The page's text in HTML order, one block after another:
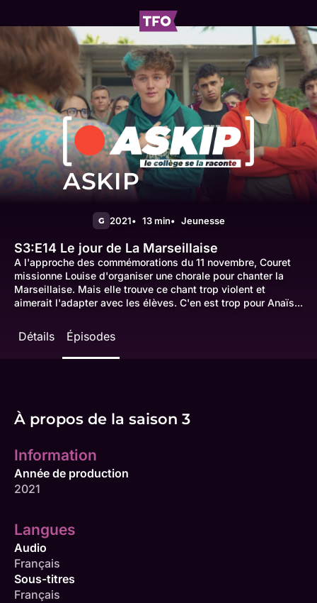
ASKIP
G 2021 13 min Jeunesse
S3:E14 Le jour de La Marseillaise
A l'approche des commémorations du 11 novembre, Couret
missionne Louise d'organiser une chorale pour chanter la
Marseillaise. Mais elle trouve ce chant trop violent et
aimerait l'adapter avec les élèves. C'en est trop pour Anaïs...
Détails Épisodes
À propos de la saison 3
Information
Année de production
2021
Langues
Audio
Français
Sous-titres
Français